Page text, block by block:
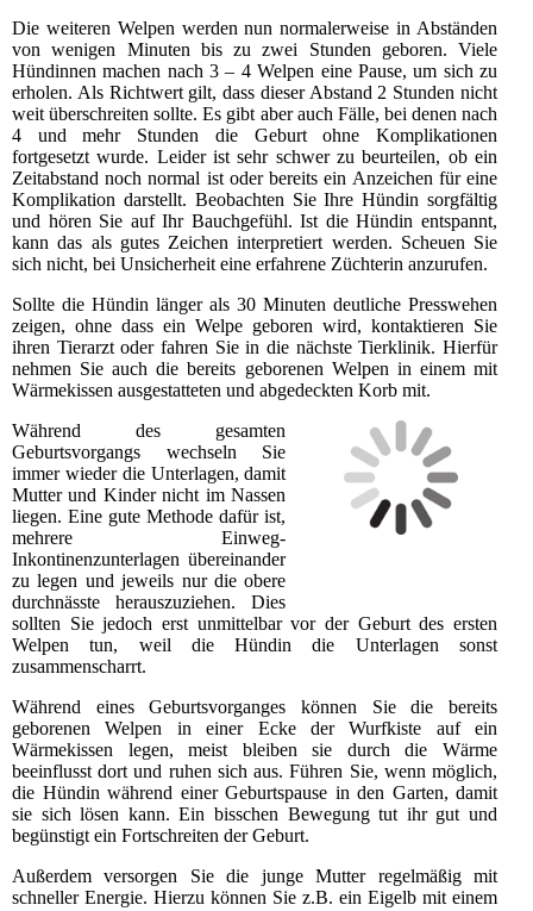
Die weiteren Welpen werden nun normalerweise in Abständen
von wenigen Minuten bis zu zwei Stunden geboren. Viele
Hündinnen machen nach 3 – 4 Welpen eine Pause, um sich zu
erholen. Als Richtwert gilt, dass dieser Abstand 2 Stunden nicht
weit überschreiten sollte. Es gibt aber auch Fälle, bei denen nach
4 und mehr Stunden die Geburt ohne Komplikationen
fortgesetzt wurde. Leider ist sehr schwer zu beurteilen, ob ein
Zeitabstand noch normal ist oder bereits ein Anzeichen für eine
Komplikation darstellt. Beobachten Sie Ihre Hündin sorgfältig
und hören Sie auf Ihr Bauchgefühl. Ist die Hündin entspannt,
kann das als gutes Zeichen interpretiert werden. Scheuen Sie
sich nicht, bei Unsicherheit eine erfahrene Züchterin anzurufen.
Sollte die Hündin länger als 30 Minuten deutliche Presswehen
zeigen, ohne dass ein Welpe geboren wird, kontaktieren Sie
ihren Tierarzt oder fahren Sie in die nächste Tierklinik. Hierfür
nehmen Sie auch die bereits geborenen Welpen in einem mit
Wärmekissen ausgestatteten und abgedeckten Korb mit.
Während des gesamten
Geburtsvorgangs wechseln Sie
immer wieder die Unterlagen, damit
Mutter und Kinder nicht im Nassen
liegen. Eine gute Methode dafür ist,
mehrere Einweg-
Inkontinenzunterlagen übereinander
zu legen und jeweils nur die obere
durchnässte herauszuziehen. Dies
sollten Sie jedoch erst unmittelbar vor der Geburt des ersten
Welpen tun, weil die Hündin die Unterlagen sonst
zusammenscharrt.
Während eines Geburtsvorganges können Sie die bereits
geborenen Welpen in einer Ecke der Wurfkiste auf ein
Wärmekissen legen, meist bleiben sie durch die Wärme
beeinflusst dort und ruhen sich aus. Führen Sie, wenn möglich,
die Hündin während einer Geburtspause in den Garten, damit
sie sich lösen kann. Ein bisschen Bewegung tut ihr gut und
begünstigt ein Fortschreiten der Geburt.
Außerdem versorgen Sie die junge Mutter regelmäßig mit
schneller Energie. Hierzu können Sie z.B. ein Eigelb mit einem